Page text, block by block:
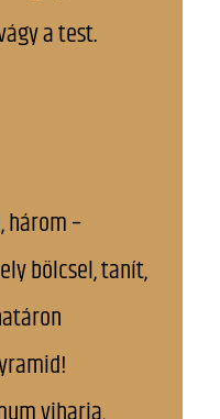
a test.
három –
bölcsel, tanít,